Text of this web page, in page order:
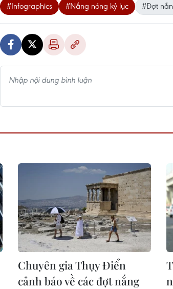
#Infographics #Nắng nóng kỷ lục #Đợt
Chuyên gia Thụy Điển
cảnh báo về các đợt nắng